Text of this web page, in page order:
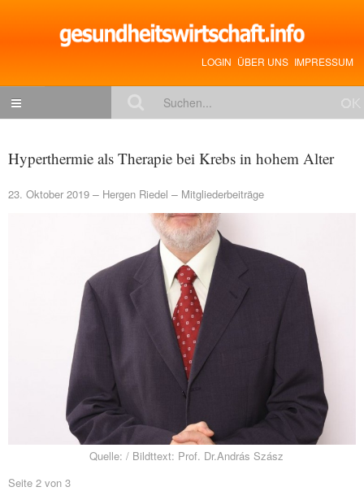
LOGIN ÜBER UNS IMPRESSUM
Gesundheitspolitik
Zukunftstrends
Medizin & Pharma
Gesundheit
Jobs & Karriere
Mitglieder-Beiträge
NEUER BEITRAG
Hyperthermie als Therapie bei Krebs in hohem Alter
23. Oktober 2019 Hergen Riedel Mitgliederbeiträge
Quelle: / Bildttext: Prof. Dr.András Szász
Seite 2 von 3